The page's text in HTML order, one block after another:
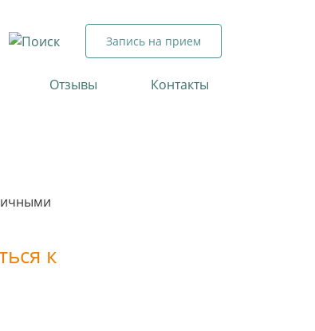
Запись на прием
Отзывы Контакты
к